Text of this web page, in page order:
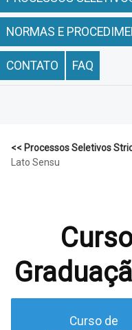
NORMAS E
CONTATO FAQ
<< Processos Seletivos
Lato Sensu
Curso de